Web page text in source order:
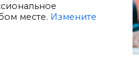
месте. Измените